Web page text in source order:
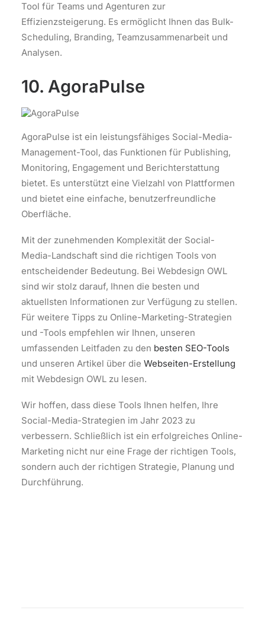
Tool für Teams und Agenturen zur
Effizienzsteigerung. Es ermöglicht Ihnen das Bulk-
Scheduling, Branding, Teamzusammenarbeit und
Analysen.
10. AgoraPulse
AgoraPulse ist ein leistungsfähiges Social-Media-
Management-Tool, das Funktionen für Publishing,
Monitoring, Engagement und Berichterstattung
bietet. Es unterstützt eine Vielzahl von Plattformen
und bietet eine einfache, benutzerfreundliche
Oberfläche.
Mit der zunehmenden Komplexität der Social-
Media-Landschaft sind die richtigen Tools von
entscheidender Bedeutung. Bei Webdesign OWL
sind wir stolz darauf, Ihnen die besten und
aktuellsten Informationen zur Verfügung zu stellen.
Für weitere Tipps zu Online-Marketing-Strategien
und -Tools empfehlen wir Ihnen, unseren
umfassenden Leitfaden zu den besten SEO-Tools
und unseren Artikel über die Webseiten-Erstellung
mit Webdesign OWL zu lesen.
Wir hoffen, dass diese Tools Ihnen helfen, Ihre
Social-Media-Strategien im Jahr 2023 zu
verbessern. Schließlich ist ein erfolgreiches Online-
Marketing nicht nur eine Frage der richtigen Tools,
sondern auch der richtigen Strategie, Planung und
Durchführung.